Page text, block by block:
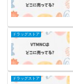
ドラッグストア
ドラッグストア